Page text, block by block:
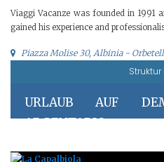
Viaggi Vacanze was founded in 1991
gained his experience and
Piazza Molise 30, Albinia -
Struktur
URLAUB AUF
ARGENTARIO